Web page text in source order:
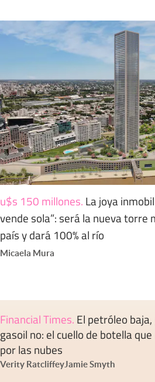
u$s 150 millones. La joya
vende sola”: será la nueva torre
país y dará 100% al río
Micaela Mura
Financial Times. El petróleo
gasoil no: el cuello de botella
por las nubes
Verity RatcliffeyJamie Smyth